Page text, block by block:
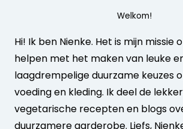
Welkom!
Hi! Ik ben Nienke. Het is mijn missie
helpen met het maken van leuke
laagdrempelige duurzame keuzes
voeding en kleding. Ik deel de
vegetarische recepten en blogs
duurzamere garderobe. Liefs,